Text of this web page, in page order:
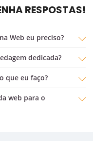
RESPOSTAS!
Web eu preciso?
dedicada?
que eu faço?